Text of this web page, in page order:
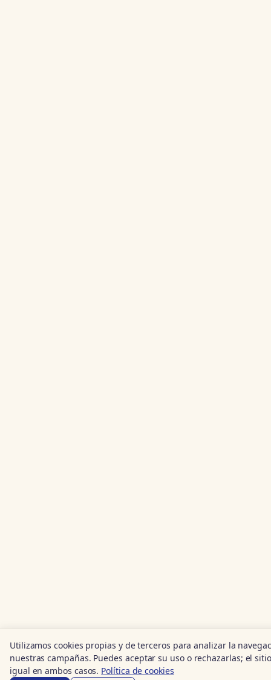
Utilizamos cookies propias y de terceros para analizar la
nuestras campañas. Puedes aceptar su uso o rechazarlas; el
igual en ambos casos. Política de cookies